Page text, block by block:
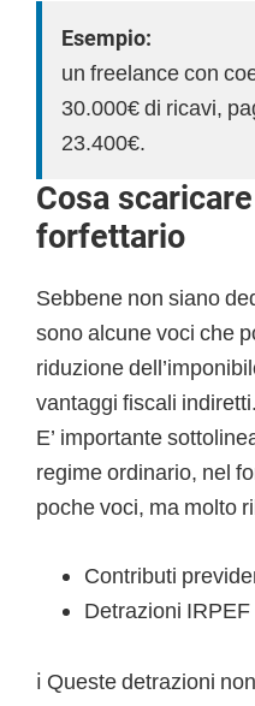
Esempio:
un freelance con
30.000€ di ricavi,
23.400€.
Cosa
forfettario
Sebbene non siano
sono alcune voci che
riduzione
vantaggi fiscali indiretti.
E’ importante
regime ordinario, nel
poche voci, ma molto
Contributi
Detrazioni
ℹ️ Queste detrazioni